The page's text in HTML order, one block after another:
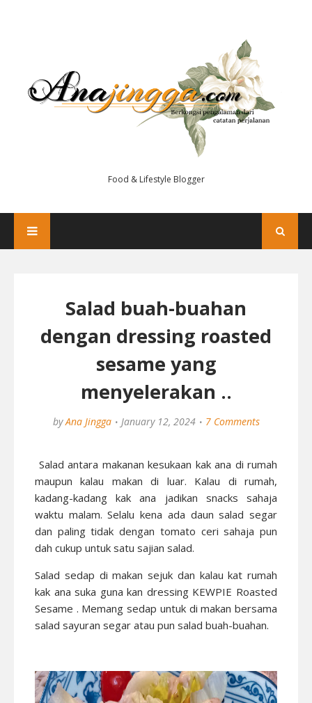
Food & Lifestyle Blogger
Salad buah-buahan
dengan dressing roasted
sesame yang
menyelerakan ..
by Ana Jingga January 12, 2024 7 Comments
Salad antara makanan kesukaan kak ana di rumah
maupun kalau makan di luar. Kalau di rumah,
kadang-kadang kak ana jadikan snacks sahaja
waktu malam. Selalu kena ada daun salad segar
dan paling tidak dengan tomato ceri sahaja pun
dah cukup untuk satu sajian salad.
Salad sedap di makan sejuk dan kalau kat rumah
kak ana suka guna kan dressing KEWPIE Roasted
Sesame . Memang sedap untuk di makan bersama
salad sayuran segar atau pun salad buah-buahan.